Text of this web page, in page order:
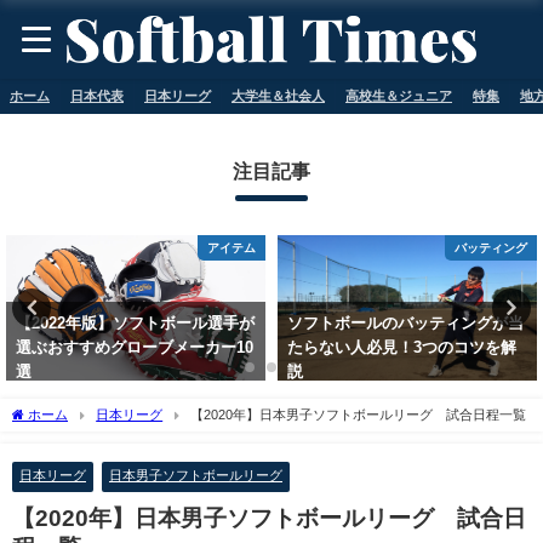
ホーム 日本代表 日本リーグ 大学生＆社会人 高校生＆ジュニア 特集 地
注目記事
バッティング
ソフトボールのバッティングが当
たらない人必見！3つのコツを解
説
ピッチング
【保存版】ソフトボール ピッチャ
ーの投げ方の基礎を解説
2023年5月11日
ホーム 日本リーグ 【2020年】日本男子ソフトボールリーグ 試合日程一覧
日本リーグ 日本男子ソフトボールリーグ
【2020年】日本男子ソフトボールリーグ 試合日